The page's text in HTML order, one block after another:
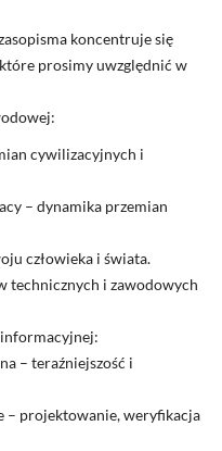
koncentruje się
prosimy uwzględnić w
cywilizacyjnych i
– dynamika przemian
człowieka i świata.
technicznych i zawodowych
– teraźniejszość i
– projektowanie, weryfikacja